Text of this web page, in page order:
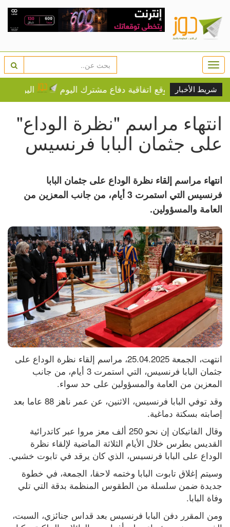
شريط الأخبار
وتركيا ستوقع اتفاقية دفاع مشترك اليوم اليونسكو تدرج 3 مواقع عربية على قائمة التراث المهدد
انتهاء مراسم "نظرة الوداع"
على جثمان البابا فرنسيس
انتهاء مراسم إلقاء نظرة الوداع على جثمان البابا
فرنسيس التي استمرت 3 أيام، من جانب المعزين من
العامة والمسؤولين.
المعزين من العامة والمسؤولين على حد سواء.
إصابته بسكتة دماغية.
الوداع على البابا فرنسيس، الذي كان يرقد في تابوت خشبي.
وفاة البابا.